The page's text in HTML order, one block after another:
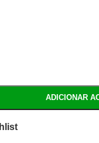
ADICIONAR